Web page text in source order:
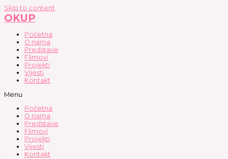
Skip to content
OKUP
Početna
O nama
Predstave
Flimovi
Projekti
Vijesti
Kontakt
Menu
Početna
O nama
Predstave
Flimovi
Projekti
Vijesti
Kontakt